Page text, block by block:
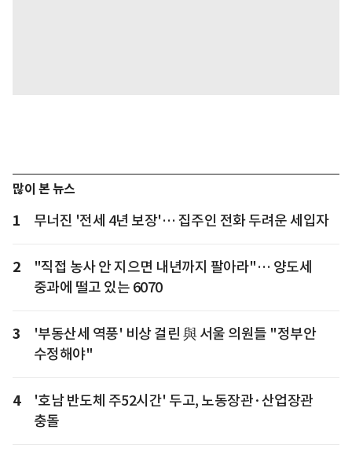
많이 본 뉴스
1 무너진 '전세 4년 보장'… 집주인 전화 두려운 세입자
2
"직접 농사 안 지으면 내년까지 팔아라"… 양도세
중과에 떨고 있는 6070
3
'부동산세 역풍' 비상 걸린 與 서울 의원들 "정부안
수정해야"
4
'호남 반도체 주52시간' 두고, 노동장관·산업장관
충돌